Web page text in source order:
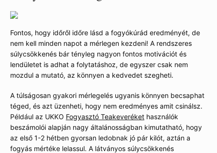
Fontos, hogy időről időre lásd a fogyókúrád eredményét, de
nem kell minden napot a mérlegen kezdeni! A rendszeres
súlycsökkenés bár tényleg nagyon fontos motivációt és
lendületet is adhat a folytatáshoz, de egyszer csak nem
mozdul a mutató, az könnyen a kedvedet szegheti.
A túlságosan gyakori mérlegelés ugyanis könnyen becsaphat
téged, és azt üzenheti, hogy nem eredményes amit csinálsz.
Például az UKKO Fogyasztó Teakeverékethasználók
beszámolói alapján nagy általánosságban kimutatható, hogy
az első 1-2 hétben gyorsan ledobnak jó pár kilót, aztán a
fogyás mértéke lelassul. A látványos súlycsökkenés